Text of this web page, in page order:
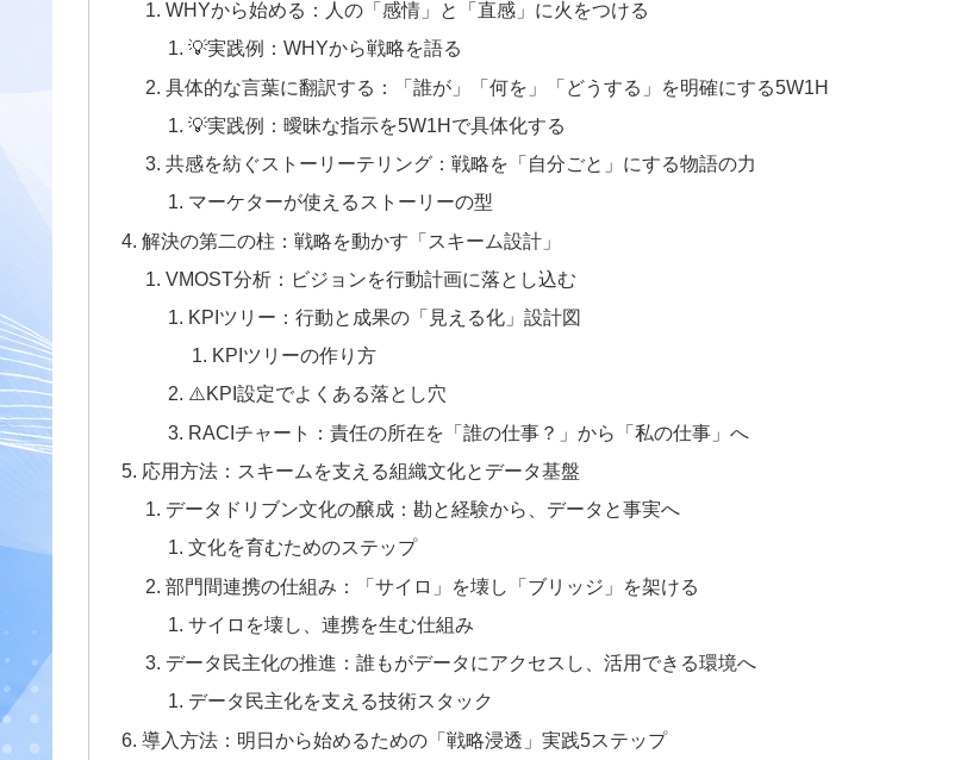
WHYから始める：人の「感情」と「直感」に火をつける
💡実践例：WHYから戦略を語る
具体的な言葉に翻訳する：「誰が」「何を」「どうする」を明確にする5W1H
💡実践例：曖昧な指示を5W1Hで具体化する
共感を紡ぐストーリーテリング：戦略を「自分ごと」にする物語の力
マーケターが使えるストーリーの型
解決の第二の柱：戦略を動かす「スキーム設計」
VMOST分析：ビジョンを行動計画に落とし込む
KPIツリー：行動と成果の「見える化」設計図
KPIツリーの作り方
⚠️KPI設定でよくある落とし穴
RACIチャート：責任の所在を「誰の仕事？」から「私の仕事」へ
応用方法：スキームを支える組織文化とデータ基盤
データドリブン文化の醸成：勘と経験から、データと事実へ
文化を育むためのステップ
部門間連携の仕組み：「サイロ」を壊し「ブリッジ」を架ける
サイロを壊し、連携を生む仕組み
データ民主化の推進：誰もがデータにアクセスし、活用できる環境へ
データ民主化を支える技術スタック
導入方法：明日から始めるための「戦略浸透」実践5ステップ